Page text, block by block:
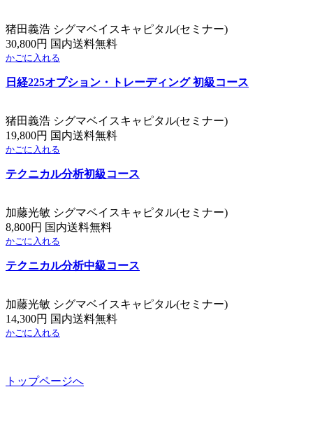
猪田義浩 シグマベイスキャピタル(セミナー)
30,800円 国内送料無料
かごに入れる
日経225オプション・トレーディング 初級コース
猪田義浩 シグマベイスキャピタル(セミナー)
19,800円 国内送料無料
かごに入れる
テクニカル分析初級コース
加藤光敏 シグマベイスキャピタル(セミナー)
8,800円 国内送料無料
かごに入れる
テクニカル分析中級コース
加藤光敏 シグマベイスキャピタル(セミナー)
14,300円 国内送料無料
かごに入れる
トップページへ